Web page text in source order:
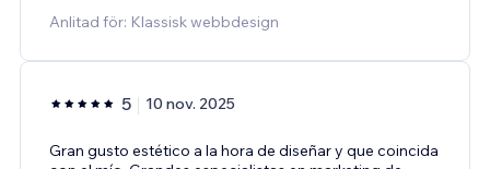
Anlitad för: Klassisk webbdesign
5 10 nov. 2025
Gran gusto estético a la hora de diseñar y que coincida